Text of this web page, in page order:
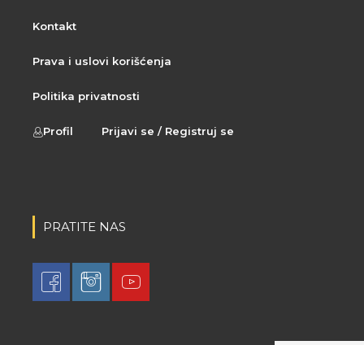
Kontakt
Prava i uslovi korišćenja
Politika privatnosti
Profil Prijavi se / Registruj se
PRATITE NAS